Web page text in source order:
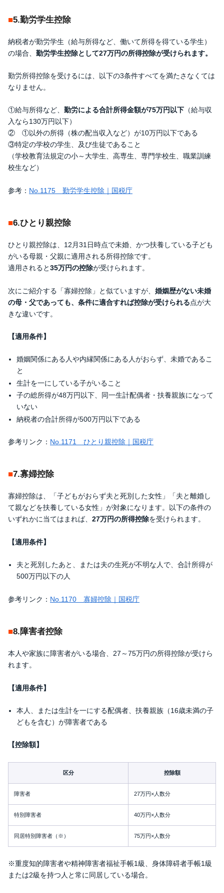
5.勤労学生控除
納税者が勤労学生（給与所得など、働いて所得を得ている学生）
の場合、 勤労学生控除として27万円の所得控除が受けられます。
勤労所得控除を受けるには、以下の3条件すべてを満たさなくては
なりません。
①給与所得など、 勤労による合計所得金額が75万円以下 （給与収
入なら130万円以下）
② ①以外の所得（株の配当収入など）が10万円以下である
③特定の学校の学生、及び生徒であること
（学校教育法規定の小～大学生、高専生、専門学校生、職業訓練
校生など）
参考： No.1175 勤労学生控除｜国税庁
6.ひとり親控除
ひとり親控除は、12月31日時点で未婚、かつ扶養している子ども
がいる母親・父親に適用される所得控除です。
適用されると35万円の控除が受けられます。
次にご紹介する「寡婦控除」と似ていますが、 婚姻歴がない未婚
の母・父であっても、条件に適合すれば控除が受けられる点が大
きな違いです。
【適用条件】
婚姻関係にある人や内縁関係にある人がおらず、未婚であるこ
と
生計を一にしている子がいること
子の総所得が48万円以下、同一生計配偶者・扶養親族になって
いない
納税者の合計所得が500万円以下である
参考リンク： No.1171 ひとり親控除｜国税庁
7.寡婦控除
寡婦控除は、「子どもがおらず夫と死別した女性」「夫と離婚し
て親などを扶養している女性」が対象になります。以下の条件の
いずれかに当てはまれば、 27万円の所得控除を受けられます。
【適用条件】
夫と死別したあと、または夫の生死が不明な人で、合計所得が
500万円以下の人
参考リンク： No.1170 寡婦控除｜国税庁
8.障害者控除
本人や家族に障害者がいる場合、27～75万円の所得控除が受けら
れます。
【適用条件】
本人、または生計を一にする配偶者、扶養親族（16歳未満の子
どもを含む）が障害者である
【控除額】
区分 控除額
障害者 27万円×人数分
特別障害者 40万円×人数分
同居特別障害者（※） 75万円×人数分
※重度知的障害者や精神障害者福祉手帳1級、身体障碍者手帳1級
または2級を持つ人と常に同居している場合。